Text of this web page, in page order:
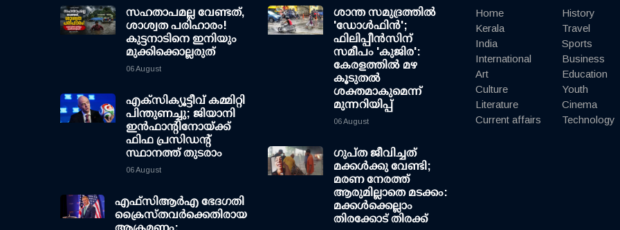
സഹതാപമല്ല വേണ്ടത്,
ശാശ്വത പരിഹാരം!
കുട്ടനാടിനെ ഇനിയും
മുക്കിക്കൊല്ലരുത്
06 August
എക്സിക്യൂട്ടീവ് കമ്മിറ്റി
പിന്തുണച്ചു; ജിയാനി
ഇന്‍ഫാന്റിനോയ്ക്ക്
ഫിഫ പ്രസിഡന്റ്
സ്ഥാനത്ത് തുടരാം
06 August
എഫ്‌സി‌ആര്‍‌എ ഭേദഗതി
ക്രൈസ്തവർക്കെതിരായ
ആക്രമണം:
ശാന്ത സമുദ്രത്തില്‍
'ഡോള്‍ഫിന്‍';
ഫിലിപ്പീന്‍സിന്
സമീപം 'കുജിര':
കേരളത്തില്‍ മഴ
കൂടുതല്‍
ശക്തമാകുമെന്ന്
മുന്നറിയിപ്പ്
06 August
ഗുപ്ത ജീവിച്ചത്
മക്കള്‍ക്കു വേണ്ടി;
മരണ നേരത്ത്
ആരുമില്ലാതെ മടക്കം:
മക്കള്‍ക്കെല്ലാം
തിരക്കോട് തിരക്ക്
Home
Kerala
India
International
Art
Culture
Literature
Current affairs
History
Travel
Sports
Business
Education
Youth
Cinema
Technology